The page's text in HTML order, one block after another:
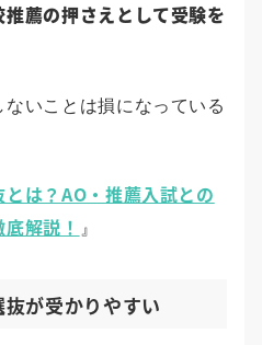
薦の押さえとして受験を
いことは損になっている
は？AO・推薦入試との
解説！ 』
が受かりやすい